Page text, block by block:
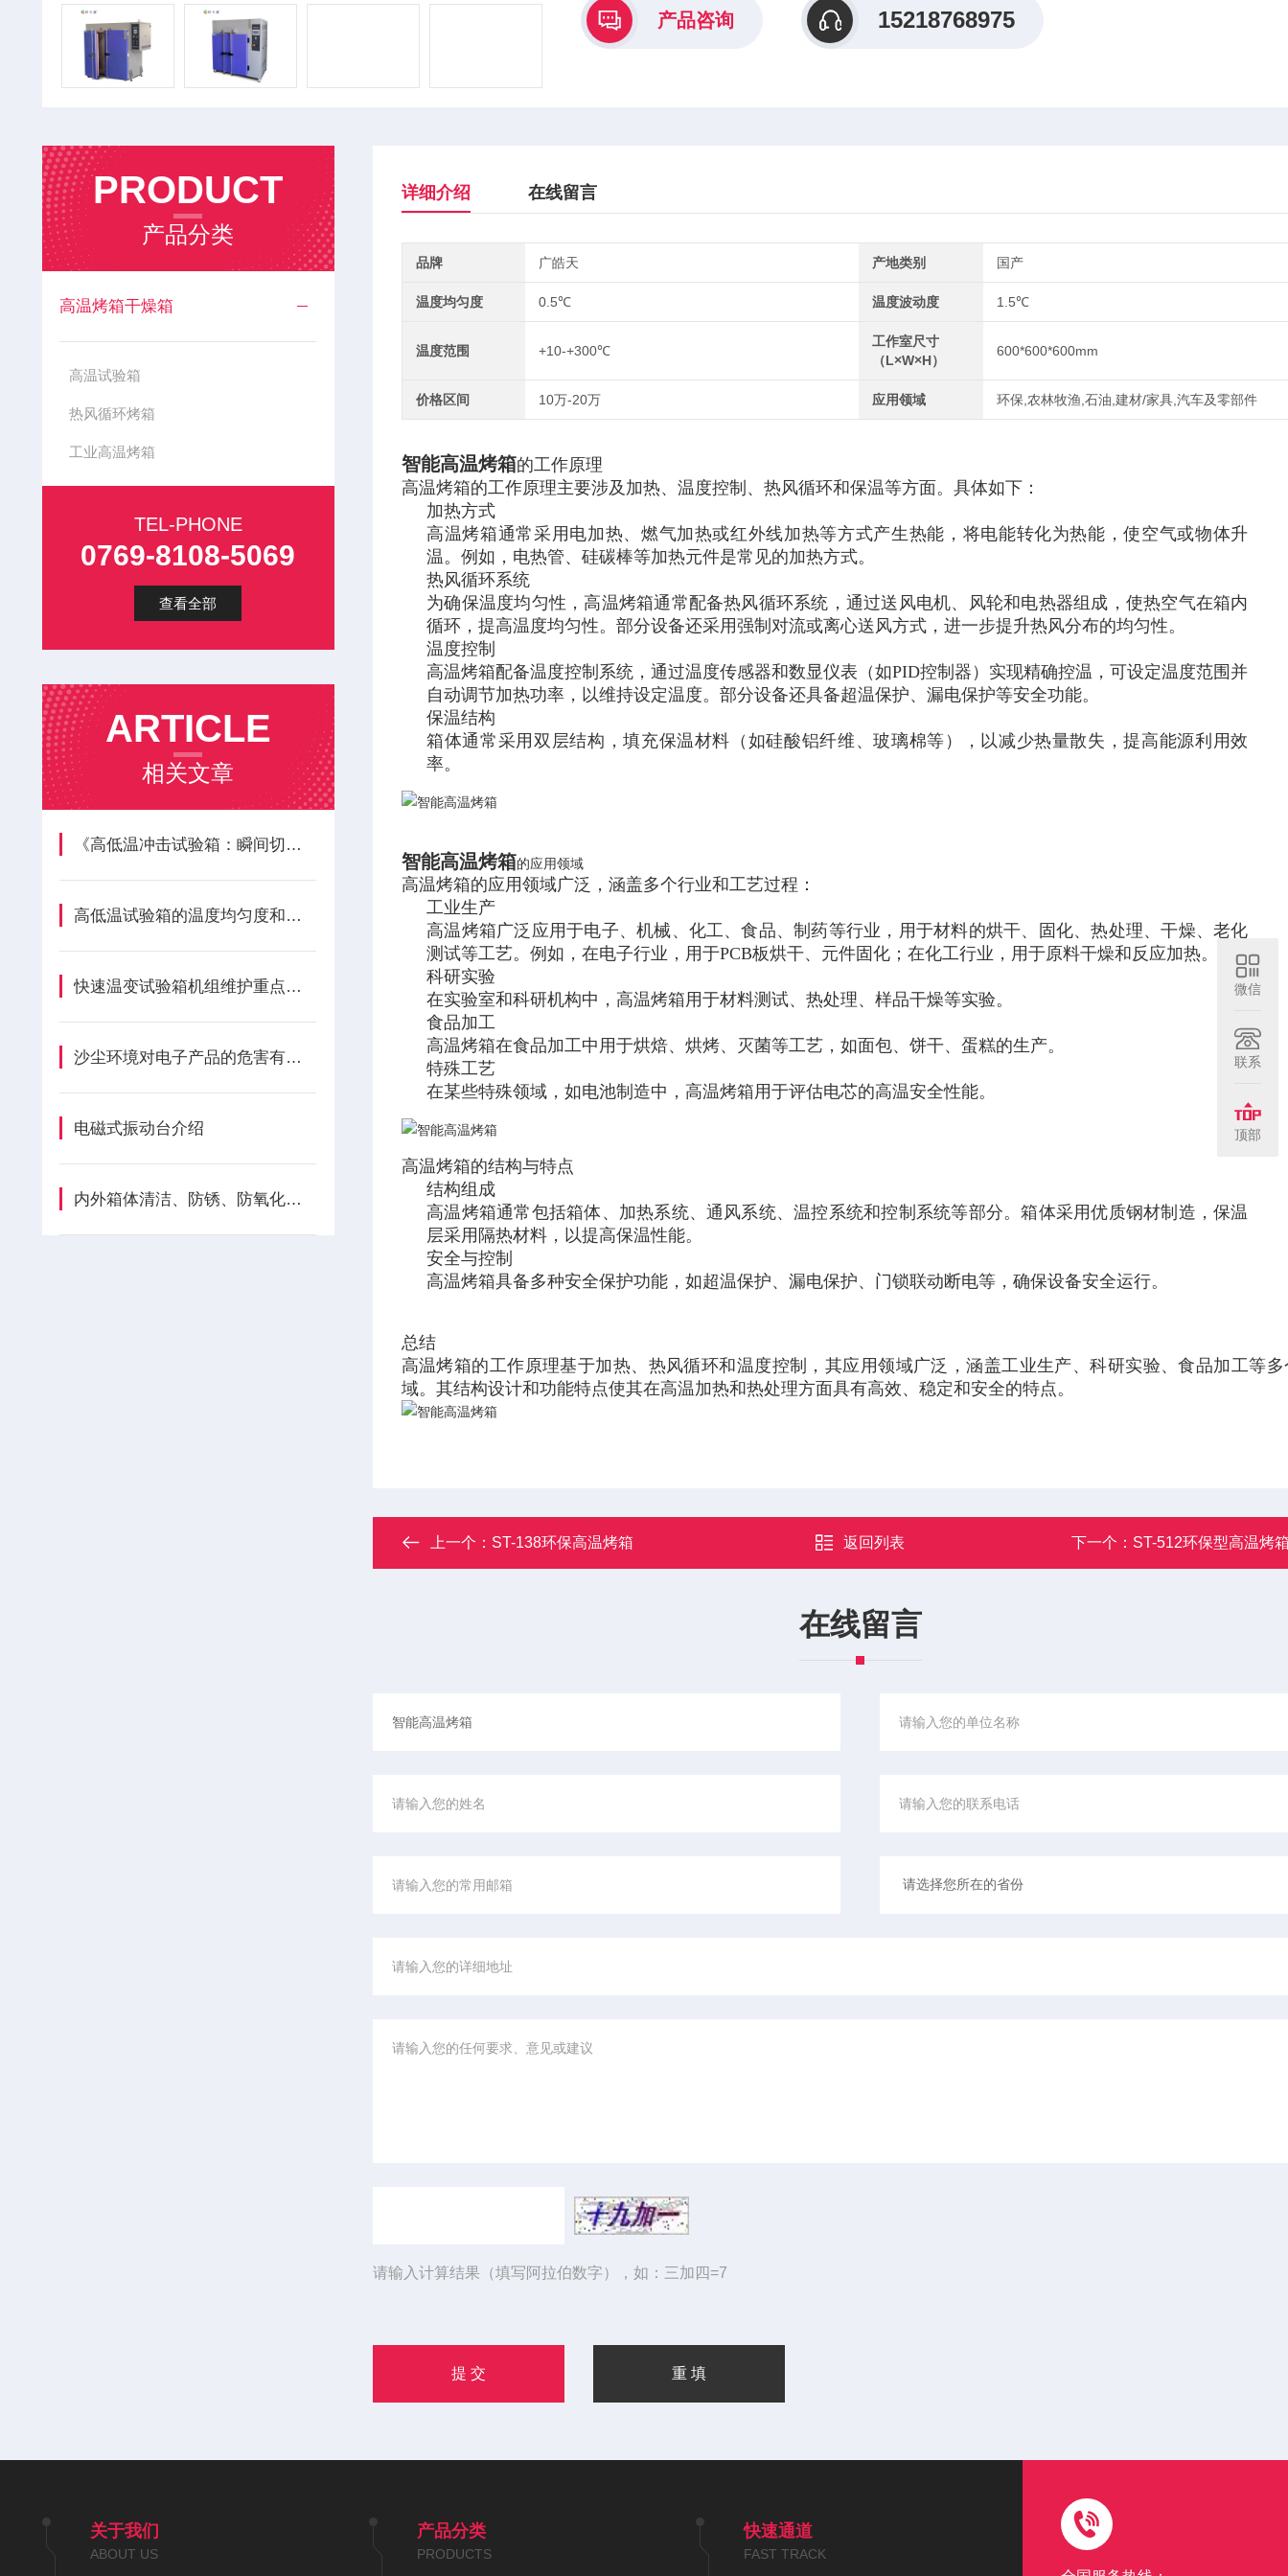
产品咨询 15218768975
PRODUCT
产品分类
高温烤箱干燥箱
高温试验箱
热风循环烤箱
工业高温烤箱
TEL-PHONE
0769-8108-5069
查看全部
ARTICLE
相关文章
《高低温冲击试验箱：瞬间切换温度的严苛考官》
​高低温试验箱的温度均匀度和波动度是如何影响测试结果的？
快速温变试验箱机组维护重点是什么？
沙尘环境对电子产品的危害有哪些方面？
电磁式振动台介绍
内外箱体清洁、防锈、防氧化、防腐蚀保养方法
详细介绍 在线留言
品牌 广皓天 产地类别 国产
温度均匀度 0.5℃ 温度波动度 1.5℃
温度范围 +10-+300℃
工作室尺寸
（L×W×H）
600*600*600mm
价格区间 10万-20万 应用领域 环保,农林牧渔,石油,建材/家具,汽车及零部件
智能高温烤箱的工作原理
高温烤箱的工作原理主要涉及加热、温度控制、热风循环和保温等方面。具体如下：
加热方式
高温烤箱通常采用电加热、燃气加热或红外线加热等方式产生热能，将电能转化为热能，使空气或物体升
温。例如，电热管、硅碳棒等加热元件是常见的加热方式。
热风循环系统
为确保温度均匀性，高温烤箱通常配备热风循环系统，通过送风电机、风轮和电热器组成，使热空气在箱内
循环，提高温度均匀性。部分设备还采用强制对流或离心送风方式，进一步提升热风分布的均匀性。
温度控制
高温烤箱配备温度控制系统，通过温度传感器和数显仪表（如PID控制器）实现精确控温，可设定温度范围并
自动调节加热功率，以维持设定温度。部分设备还具备超温保护、漏电保护等安全功能。
保温结构
箱体通常采用双层结构，填充保温材料（如硅酸铝纤维、玻璃棉等），以减少热量散失，提高能源利用效
率。
智能高温烤箱的应用领域
高温烤箱的应用领域广泛，涵盖多个行业和工艺过程：
工业生产
高温烤箱广泛应用于电子、机械、化工、食品、制药等行业，用于材料的烘干、固化、热处理、干燥、老化
测试等工艺。例如，在电子行业，用于PCB板烘干、元件固化；在化工行业，用于原料干燥和反应加热。
科研实验
在实验室和科研机构中，高温烤箱用于材料测试、热处理、样品干燥等实验。
食品加工
高温烤箱在食品加工中用于烘焙、烘烤、灭菌等工艺，如面包、饼干、蛋糕的生产。
特殊工艺
在某些特殊领域，如电池制造中，高温烤箱用于评估电芯的高温安全性能。
高温烤箱的结构与特点
结构组成
高温烤箱通常包括箱体、加热系统、通风系统、温控系统和控制系统等部分。箱体采用优质钢材制造，保温
层采用隔热材料，以提高保温性能。
安全与控制
高温烤箱具备多种安全保护功能，如超温保护、漏电保护、门锁联动断电等，确保设备安全运行。
总结
高温烤箱的工作原理基于加热、热风循环和温度控制，其应用领域广泛，涵盖工业生产、科研实验、食品加工等多
域。其结构设计和功能特点使其在高温加热和热处理方面具有高效、稳定和安全的特点。
上一个： ST-138环保高温烤箱 返回列表 下一个： ST-512环保型高温烤
在线留言
请输入计算结果（填写阿拉伯数字），如：三加四=7
关于我们
ABOUT US
产品分类
PRODUCTS
快速通道
FAST TRACK
微信
联系
顶部